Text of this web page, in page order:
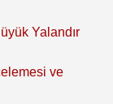
Yalandır
ve